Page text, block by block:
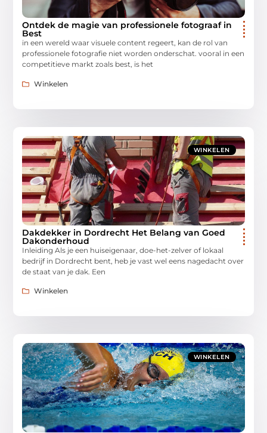
Ontdek de magie van professionele fotograaf in
Best
in een wereld waar visuele content regeert, kan de rol van
professionele fotografie niet worden onderschat. vooral in een
competitieve markt zoals best, is het
Winkelen
WINKELEN
Dakdekker in Dordrecht Het Belang van Goed
Dakonderhoud
Inleiding Als je een huiseigenaar, doe-het-zelver of lokaal
bedrijf in Dordrecht bent, heb je vast wel eens nagedacht over
de staat van je dak. Een
Winkelen
WINKELEN